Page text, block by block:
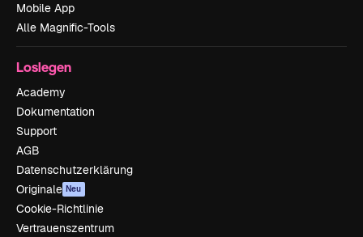
Mobile App
Alle Magnific-Tools
Loslegen
Academy
Dokumentation
Support
AGB
Datenschutzerklärung
Originale Neu
Cookie-Richtlinie
Vertrauenszentrum